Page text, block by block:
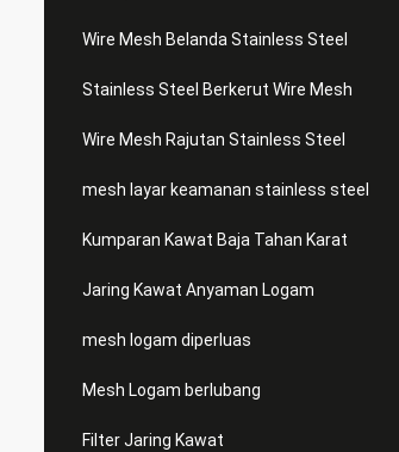
Wire Mesh Belanda Stainless Steel
Stainless Steel Berkerut Wire Mesh
Wire Mesh Rajutan Stainless Steel
mesh layar keamanan stainless steel
Kumparan Kawat Baja Tahan Karat
Jaring Kawat Anyaman Logam
mesh logam diperluas
Mesh Logam berlubang
Filter Jaring Kawat